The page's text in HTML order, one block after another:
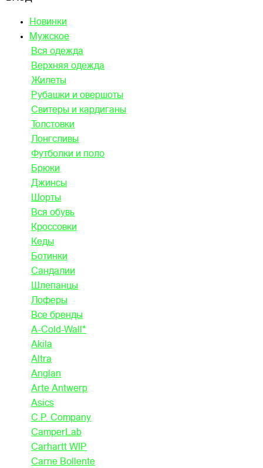
Новинки
Мужское
Вся одежда
Верхняя одежда
Жилеты
Рубашки и овершоты
Свитеры и кардиганы
Толстовки
Лонгсливы
Футболки и поло
Брюки
Джинсы
Шорты
Вся обувь
Кроссовки
Кеды
Ботинки
Сандалии
Шлепанцы
Лоферы
Все бренды
A-Cold-Wall*
Akila
Altra
Anglan
Arte Antwerp
Asics
C.P. Company
CamperLab
Carhartt WIP
Carne Bollente